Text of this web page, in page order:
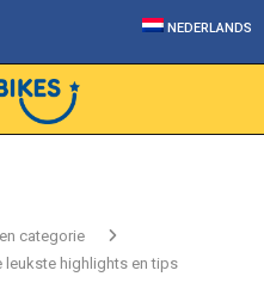
NEDERLANDS
categorie
leukste highlights en tips